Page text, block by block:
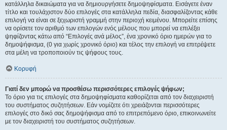
κατάλληλα δικαιώματα για να δημιουργήσετε δημοψηφίσματα. Εισάγετε έναν
τίτλο και τουλάχιστον δύο επιλογές στα κατάλληλα πεδία, διασφαλίζοντας κάθε
επιλογή να είναι σε ξεχωριστή γραμμή στην περιοχή κειμένου. Μπορείτε επίσης
να ορίσετε τον αριθμό των επιλογών ενός μέλους που μπορεί να επιλέξει
ψηφίζοντας κάτω από “Επιλογές ανά μέλος”, ένα χρονικό όριο ημερών για το
δημοψήφισμα, (0 για χωρίς χρονικό όριο) και τέλος την επιλογή να επιτρέψετε
στα μέλη να τροποποιούν τις ψήφους τους.
Κορυφή
Γιατί δεν μπορώ να προσθέσω περισσότερες επιλογές ψήφων;
Το όριο για τις επιλογές στα δημοψηφίσματα καθορίζεται από τον διαχειριστή
του συστήματος συζητήσεων. Εάν νομίζετε ότι χρειάζονται περισσότερες
επιλογές στο δικό σας δημοψήφισμα από το επιτρεπόμενο όριο, επικοινωνείτε
με τον διαχειριστή του συστήματος συζητήσεων.